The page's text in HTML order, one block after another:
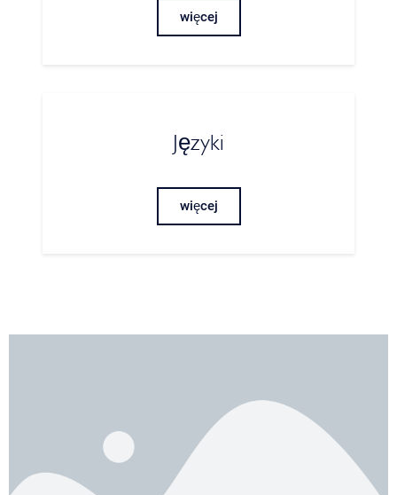
więcej
Języki
więcej